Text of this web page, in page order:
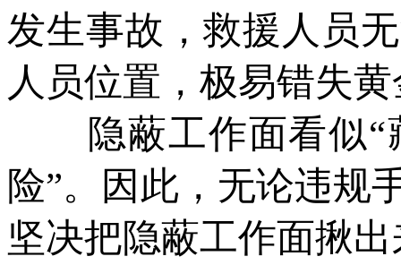
发生事故，救援人员
人员位置，极易错失
隐蔽工作面看似“
险”。因此，无论违规
坚决把隐蔽工作面揪